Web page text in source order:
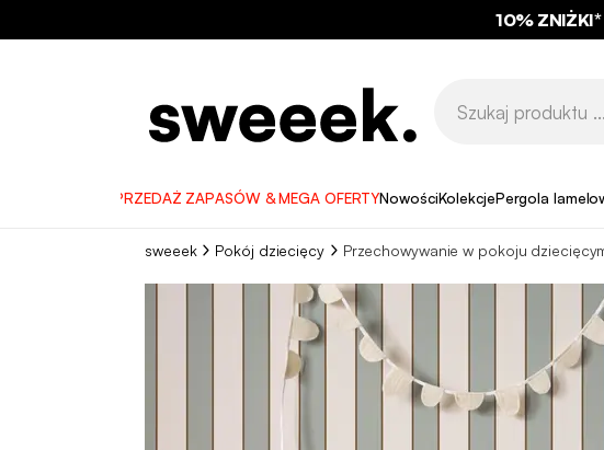
10% ZNIŻKI*
WYPRZEDAŻ ZAPASÓW & MEGA OFERTYNowościKolekcjePergola
sweeek Pokój dziecięcy Przechowywanie w pokoju